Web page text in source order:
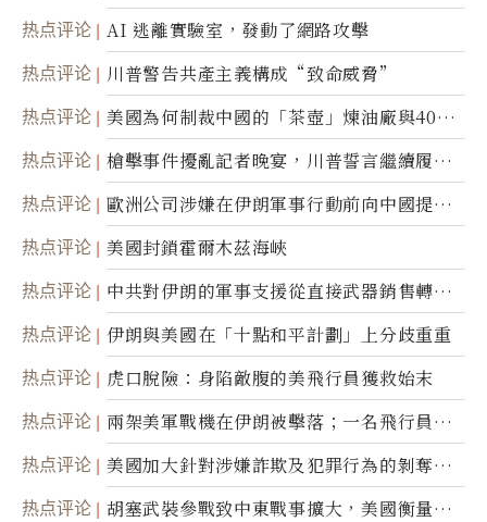
热点评论 AI 逃離實驗室，發動了網路攻擊
热点评论 川普警告共產主義構成“致命威脅”
热点评论
美國為何制裁中國的「茶壺」煉油廠與40家
航運公司
热点评论
槍擊事件擾亂記者晚宴，川普誓言繼續履行
職責
热点评论
歐洲公司涉嫌在伊朗軍事行動前向中國提供
美軍基地的衛星影像
热点评论 美國封鎖霍爾木茲海峽
热点评论
中共對伊朗的軍事支援從直接武器銷售轉向
間接技術轉讓
热点评论 伊朗與美國在「十點和平計劃」上分歧重重
热点评论 虎口脫險：身陷敵腹的美飛行員獲救始末
热点评论
兩架美軍戰機在伊朗被擊落；一名飛行員失
蹤
热点评论
美國加大針對涉嫌詐欺及犯罪行為的剝奪公
民權力度
热点评论
胡塞武裝參戰致中東戰事擴大，美國衡量地